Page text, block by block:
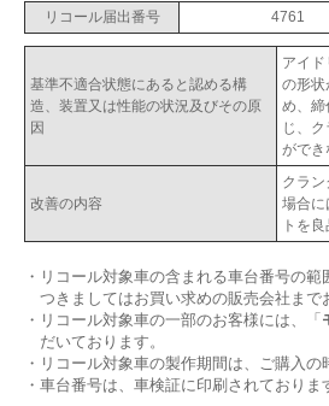
リコール届出番号 4761
基準不適合状態にあると認める構
造、装置又は性能の状況及びその原
因
アイ
の形状
め、締
じ、
ができ
改善の内容
クラ
場合に
トを
・ リコール対象車の含まれる車台番号の
つきましてはお買い求めの販売会社まで
・ リコール対象車の一部のお客様には、「
だいております。
・ リコール対象車の製作期間は、ご購入
・ 車台番号は、車検証に印刷されておりま